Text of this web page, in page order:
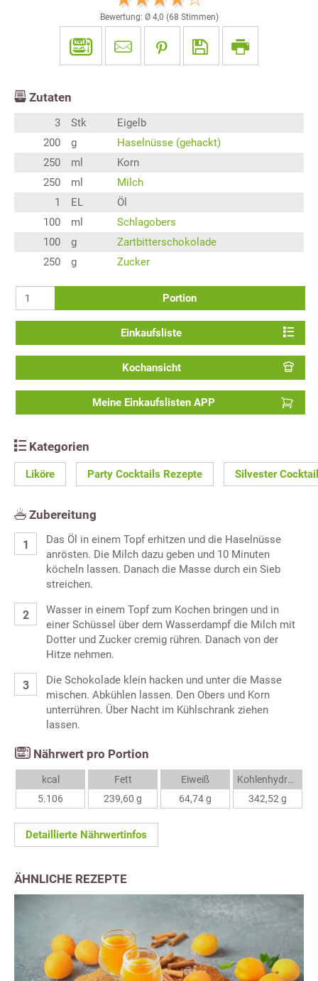
Bewertung: Ø 4,0 (68 Stimmen)
Zutaten
3 Stk
Eigelb
200
g
Haselnüsse (gehackt)
250
ml
Korn
250
ml
Milch
1
EL
Öl
100
ml
Schlagobers
100
g
Zartbitterschokolade
250
g Zucker
Portion
Einkaufsliste
Kochansicht
Meine Einkaufslisten APP
Kategorien
Liköre Party Cocktails Rezepte Silvester
Zubereitung
Das Öl in einem Topf erhitzen und die Haselnüsse
anrösten. Die Milch dazu geben und 10 Minuten
köcheln lassen. Danach die Masse durch ein Sieb
streichen.
Wasser in einem Topf zum Kochen bringen und in
einer Schüssel über dem Wasserdampf die Milch mit
Dotter und Zucker cremig rühren. Danach von der
Hitze nehmen.
Die Schokolade klein hacken und unter die Masse
mischen. Abkühlen lassen. Den Obers und Korn
unterrühren. Über Nacht im Kühlschrank ziehen
lassen.
Nährwert pro Portion
kcal
5.106
Fett
239,60 g
Eiweiß
64,74 g
Kohlenhydrate
342,52 g
Detaillierte Nährwertinfos
ÄHNLICHE REZEPTE